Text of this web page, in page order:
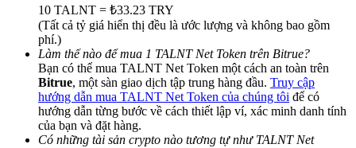
Deposit CASHCAT & Win
Share 500000 CASHCAT prize pool
Exclusive for BitMart Users
10 TALNT = ₺33.23 TRY
(Tất cả tỷ giá hiển thị đều là ước lượng và không bao gồm
phí.)
Làm thế nào để mua 1 TALNT Net Token trên Bitrue?
Bạn có thể mua TALNT Net Token một cách an toàn trên
Bitrue, một sàn giao dịch tập trung hàng đầu. Truy cập
hướng dẫn mua TALNT Net Token của chúng tôi để có
hướng dẫn từng bước về cách thiết lập ví, xác minh danh tính
của bạn và đặt hàng.
Có những tài sản crypto nào tương tự như TALNT Net